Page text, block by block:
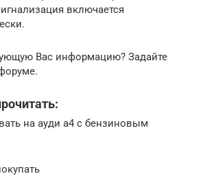
включается
Вас информацию? Задайте
на ауди а4 с бензиновым